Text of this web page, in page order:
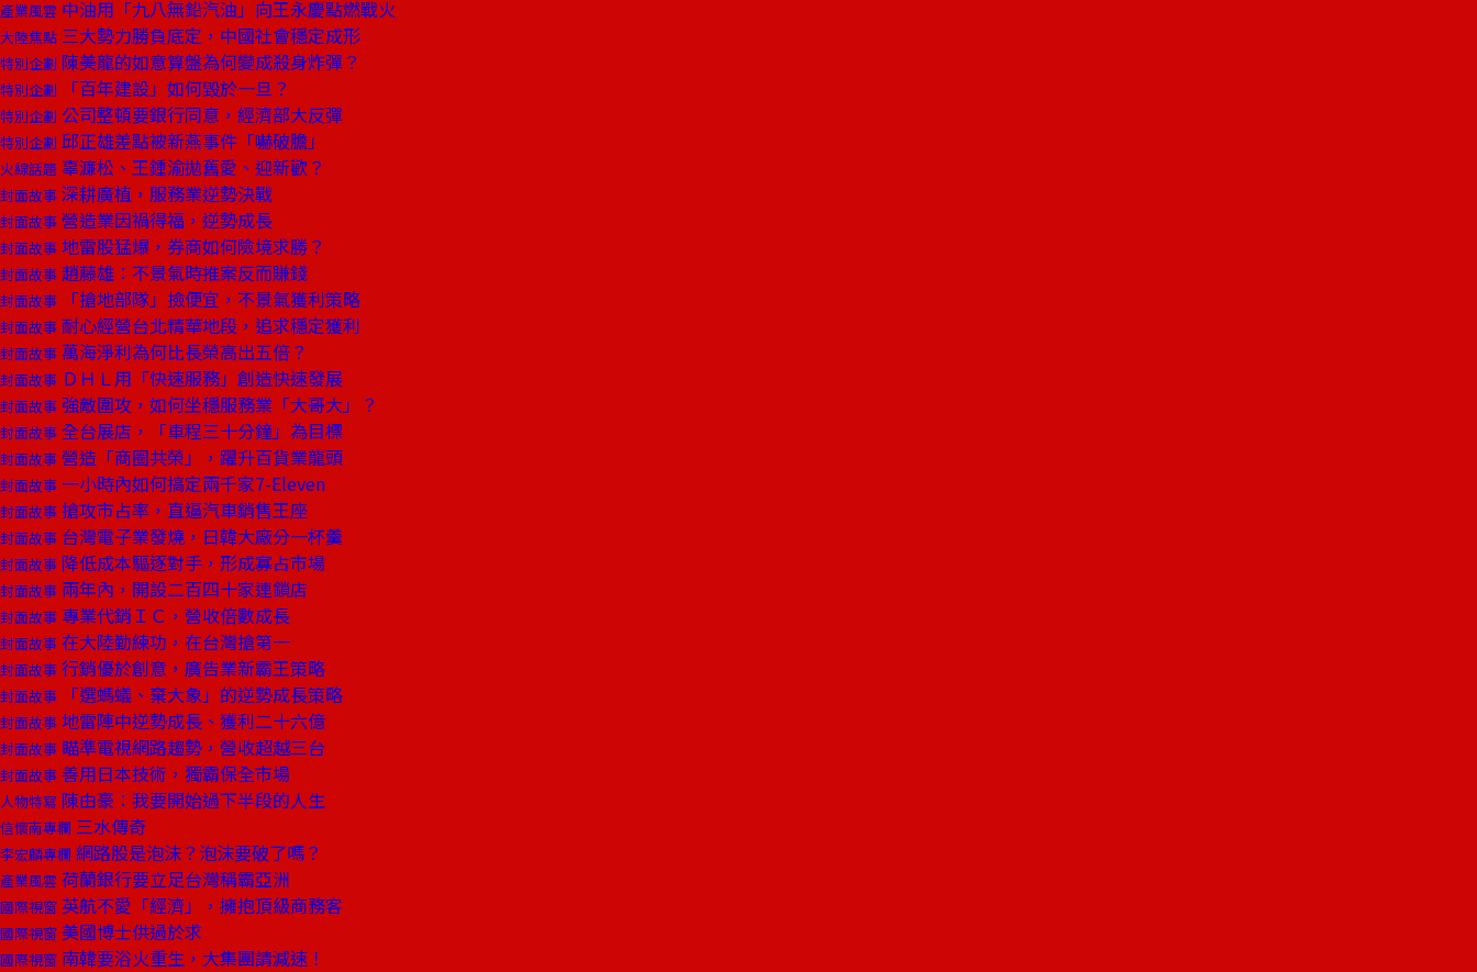
產業風雲 中油用「九八無鉛汽油」向王永慶點燃戰火
大陸焦點 三大勢力勝負底定，中國社會穩定成形
特別企劃 陳美龍的如意算盤為何變成殺身炸彈？
特別企劃 「百年建設」如何毀於一旦？
特別企劃 公司整頓要銀行同意，經濟部大反彈
特別企劃 邱正雄差點被新燕事件「嚇破膽」
火線話題 辜濂松、王鍾渝拋舊愛、迎新歡？
封面故事 深耕廣植，服務業逆勢決戰
封面故事 營造業因禍得福，逆勢成長
封面故事 地雷股猛爆，券商如何險境求勝？
封面故事 趙藤雄：不景氣時推案反而賺錢
封面故事 「搶地部隊」撿便宜，不景氣獲利策略
封面故事 耐心經營台北精華地段，追求穩定獲利
封面故事 萬海淨利為何比長榮高出五倍？
封面故事 ＤＨＬ用「快速服務」創造快速發展
封面故事 強敵圍攻，如何坐穩服務業「大哥大」？
封面故事 全台展店，「車程三十分鐘」為目標
封面故事 營造「商圈共榮」，躍升百貨業龍頭
封面故事 一小時內如何搞定兩千家7-Eleven
封面故事 搶攻市占率，直逼汽車銷售王座
封面故事 台灣電子業發燒，日韓大廠分一杯羹
封面故事 降低成本驅逐對手，形成寡占市場
封面故事 兩年內，開設二百四十家連鎖店
封面故事 專業代銷ＩＣ，營收倍數成長
封面故事 在大陸勤練功，在台灣搶第一
封面故事 行銷優於創意，廣告業新霸王策略
封面故事 「選螞蟻、棄大象」的逆勢成長策略
封面故事 地雷陣中逆勢成長、獲利二十六億
封面故事 瞄準電視網路趨勢，營收超越三台
封面故事 善用日本技術，獨霸保全市場
人物特寫 陳由豪：我要開始過下半段的人生
信懷南專欄 三水傳奇
李宏麟專欄 網路股是泡沫？泡沫要破了嗎？
產業風雲 荷蘭銀行要立足台灣稱霸亞洲
國際視窗 英航不愛「經濟」，擁抱頂級商務客
國際視窗 美國博士供過於求
國際視窗 南韓要浴火重生，大集團請減速！